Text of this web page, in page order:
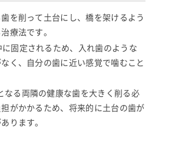
を削って土台にし、橋を架けるよう
療法です。
に固定されるため、入れ歯のような
く、自分の歯に近い感覚で噛むこと
なる両隣の健康な歯を大きく削る必
がかかるため、将来的に土台の歯が
ります。